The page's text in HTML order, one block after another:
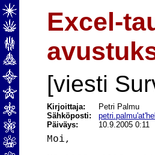
Excel-
[viesti
Kirjoittaja:
Petri Palmu
Sähköposti:
Päiväys:
10.9.2005 0:11
Moi,